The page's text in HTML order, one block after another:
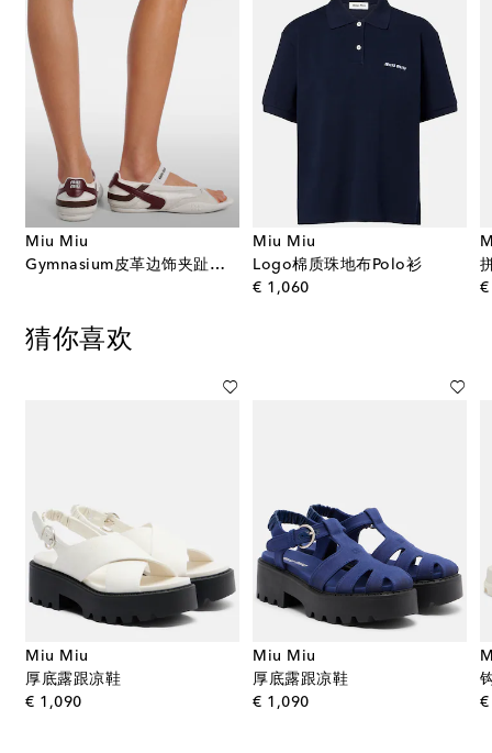
Miu Miu
Gymnasium皮革边饰夹趾凉鞋
Miu Miu
Logo棉质珠地布Polo衫
€ 1,060original price
€
猜你喜欢
Miu Miu
厚底露跟凉鞋
€ 1,090original price
Miu Miu
厚底露跟凉鞋
€ 1,090original price
€